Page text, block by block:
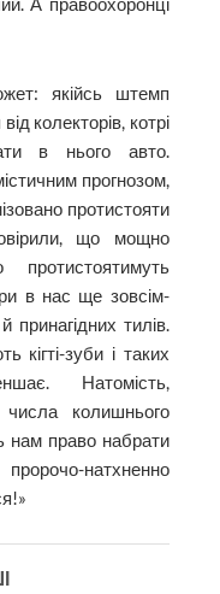
А правоохоронці
якійсь штемп
колекторів, котрі
в нього авто.
прогнозом,
протистояти
що мощно
протистоятимуть
в нас ще зовсім-
принагід­них тилів.
кігті-зуби і таких
Натомість,
колишнього
нам право набрати
натхненно